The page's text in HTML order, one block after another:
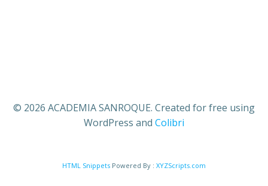
© 2026 ACADEMIA SANROQUE. Created for free using
WordPress and Colibri
HTML Snippets Powered By : XYZScripts.com